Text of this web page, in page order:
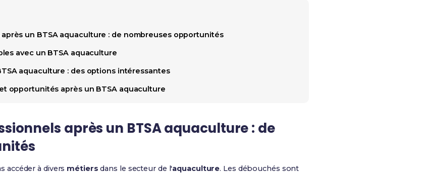
un BTSA aquaculture : de nombreuses opportunités
avec un BTSA aquaculture
aquaculture : des options intéressantes
opportunités après un BTSA aquaculture
après un BTSA aquaculture : de
accéder à divers métiers dans le secteur de l'aquaculture. Les débouchés sont